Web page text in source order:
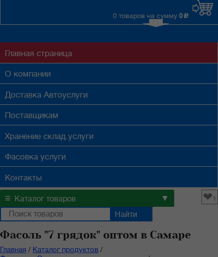
0 товаров на сумму 0 c
Главная страница
О компании
Доставка Автоуслуги
Поставщикам
Хранение склад.услуги
Фасовка услуги
Контакты
≡ Каталог товаров ▼ ❤1
Фасоль "7 грядок" оптом в Самаре
Главная / Каталог продуктов /